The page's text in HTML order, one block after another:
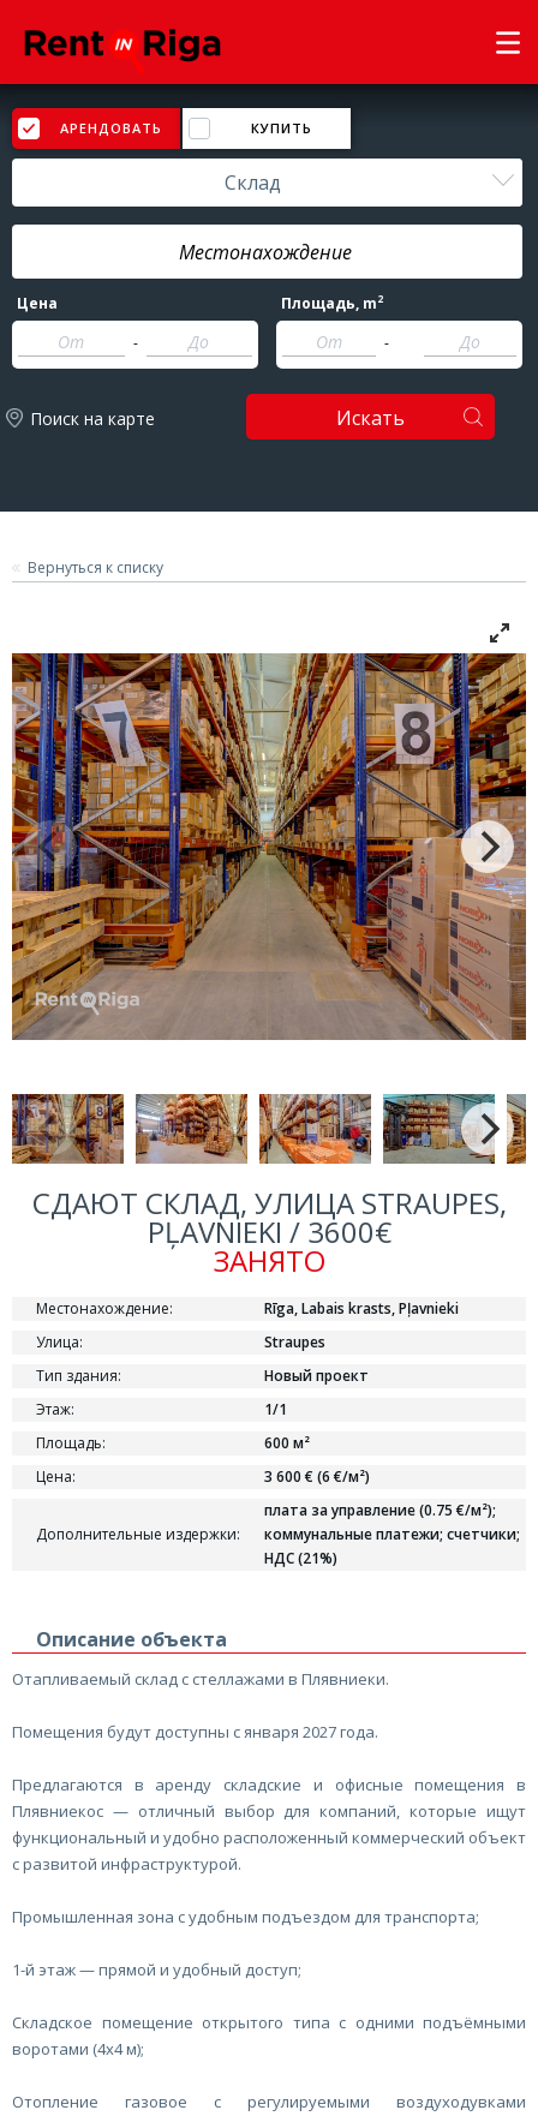
АРЕНДОВАТЬ КУПИТЬ
Склад
Цена
-
Площадь, m2
-
Поиск на карте Искать
Вернуться к списку
СДАЮТ СКЛАД, УЛИЦА STRAUPES,
PĻAVNIEKI / 3600€
ЗАНЯТО
Местонахождение:
Rīga, Labais krasts, Pļavnieki
Улица:
Straupes
Тип здания:
Новый проект
Этаж:
1/1
Площадь:
600 м²
Цена:
3 600 € (6 €/м²)
Дополнительные издержки:
плата за управление (0.75 €/м²);
коммунальные платежи; cчетчики;
НДС (21%)
Описание объекта
Отапливаемый склад с стеллажами в Плявниеки.
Помещения будут доступны с января 2027 года.
Предлагаются в аренду складские и офисные помещения в
Плявниекос — отличный выбор для компаний, которые ищут
функциональный и удобно расположенный коммерческий объект
с развитой инфраструктурой.
Промышленная зона с удобным подъездом для транспорта;
1-й этаж — прямой и удобный доступ;
Складское помещение открытого типа с одними подъёмными
воротами (4x4 м);
Отопление газовое с регулируемыми воздуходувками